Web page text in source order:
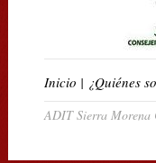
Inicio | ¿Quiénes
ADIT Sierra Morena